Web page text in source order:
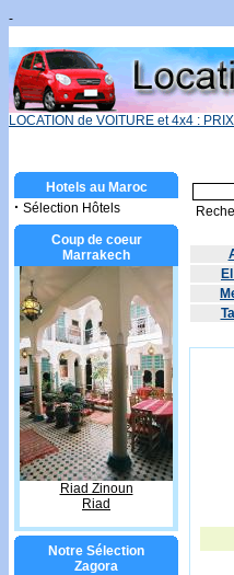
-
LOCATION de VOITURE et 4x4 :
Hotels au Maroc
· Sélection Hôtels
Coup de coeur
Marrakech
Riad Zinoun
Riad
Notre Sélection
Zagora